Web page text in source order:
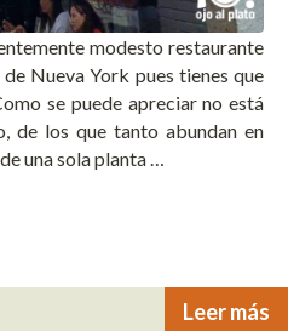
modesto restaurante
Nueva York pues tienes que
se puede apreciar no está
de los que tanto abundan en
una sola planta …
Leer más